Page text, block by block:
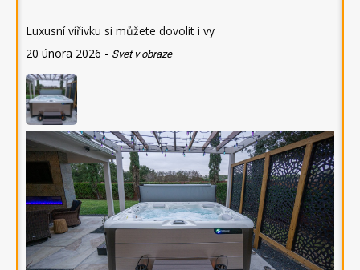
Luxusní vířivku si můžete dovolit i vy
20 února 2026 - Svet v obraze